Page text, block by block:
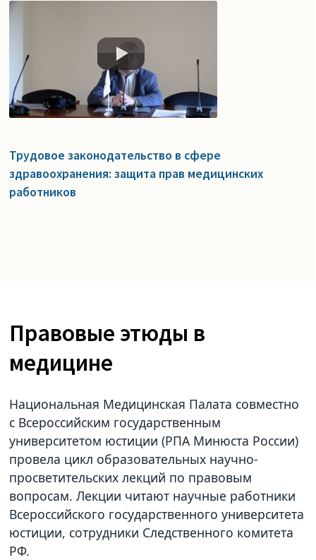
Трудовое законодательство в сфере
здравоохранения: защита прав медицинских
работников
Правовые этюды в
медицине
Национальная Медицинская Палата совместно
с Всероссийским государственным
университетом юстиции (РПА Минюста России)
провела цикл образовательных научно-
просветительских лекций по правовым
вопросам. Лекции читают научные работники
Всероссийского государственного университета
юстиции, сотрудники Следственного комитета
РФ.